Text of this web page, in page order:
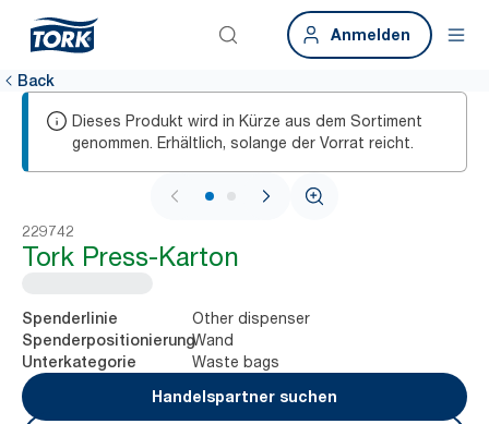
Anmelden
Back
Dieses Produkt wird in Kürze aus dem Sortiment
genommen. Erhältlich, solange der Vorrat reicht.
1 / 2
229742
Tork Press-Karton
Spenderlinie Other dispenser
SpenderpositionierungWand
Unterkategorie
Waste bags
Handelspartner suchen